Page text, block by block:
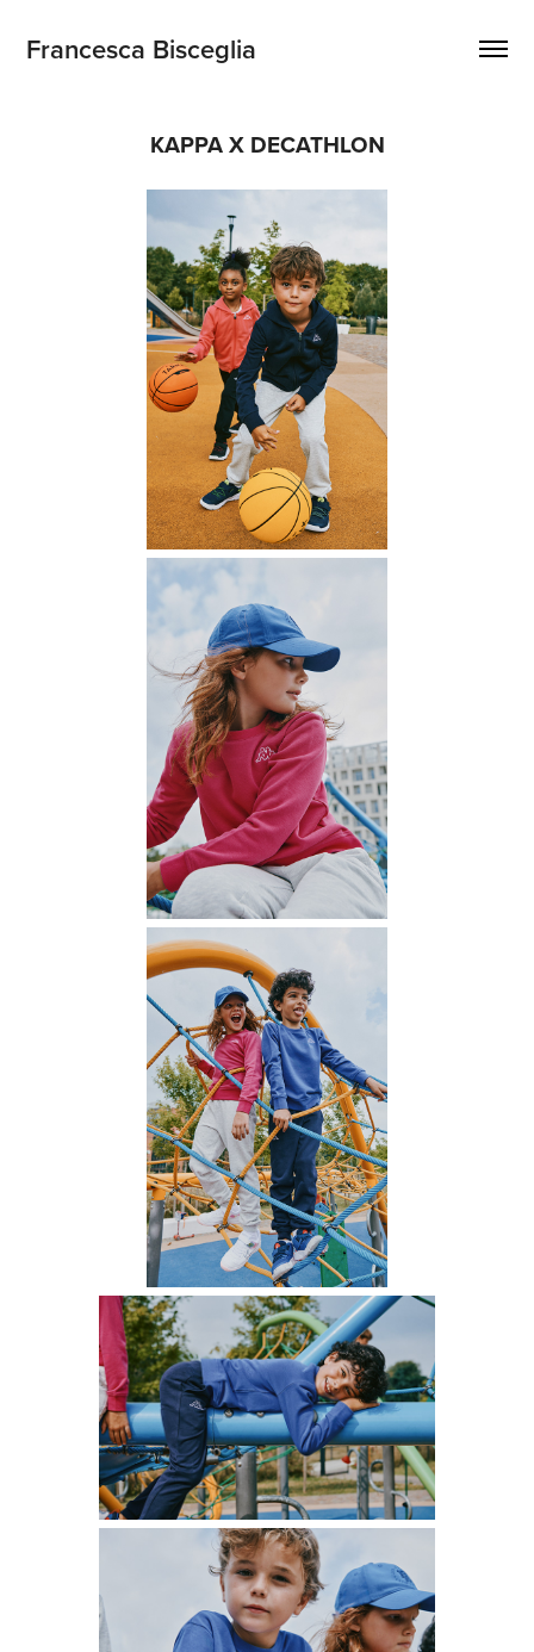
Francesca Bisceglia
KAPPA X DECATHLON